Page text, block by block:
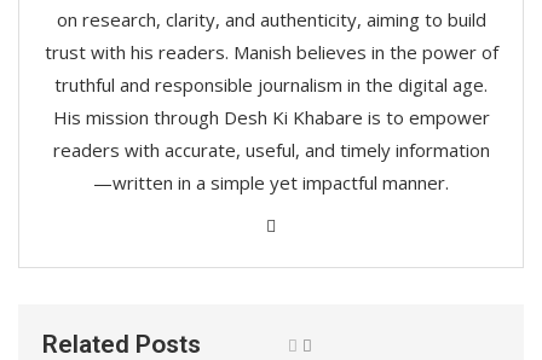
on research, clarity, and authenticity, aiming to build
trust with his readers. Manish believes in the power of
truthful and responsible journalism in the digital age.
His mission through Desh Ki Khabare is to empower
readers with accurate, useful, and timely information
—written in a simple yet impactful manner.
Related Posts